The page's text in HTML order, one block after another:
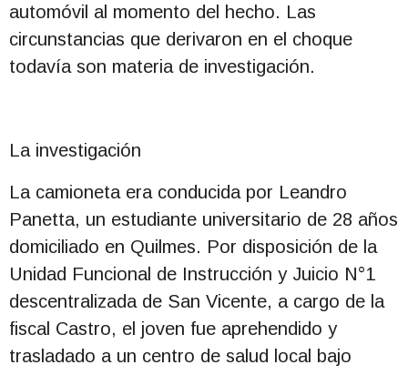
automóvil al momento del hecho. Las
circunstancias que derivaron en el choque
todavía son materia de investigación.
La investigación
La camioneta era conducida por Leandro
Panetta, un estudiante universitario de 28 años
domiciliado en Quilmes. Por disposición de la
Unidad Funcional de Instrucción y Juicio N°1
descentralizada de San Vicente, a cargo de la
fiscal Castro, el joven fue aprehendido y
trasladado a un centro de salud local bajo